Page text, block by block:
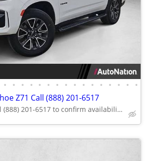
• • • • • • • • • • • • • • • •
Z71 Call (888) 201-6517
Call (888) 201-6517 to confirm availability - May 14th